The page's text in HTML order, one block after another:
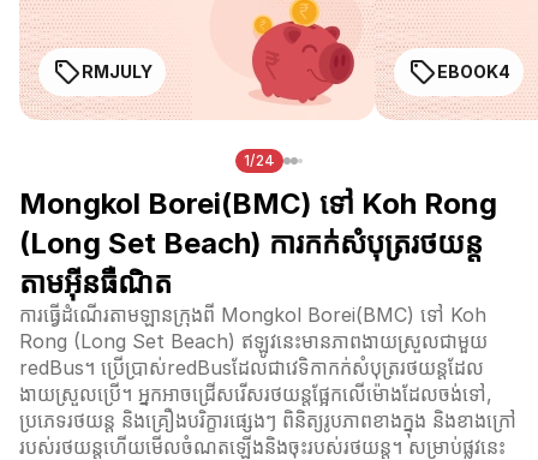
RMJULY EBOOK4
1/24
Mongkol Borei(BMC) ទៅ Koh Rong
(Long Set Beach) ការកក់សំបុត្ររថយន្ត
តាមអ៊ីនធឺណិត
ការធ្វើដំណើរតាមឡានក្រុងពី Mongkol Borei(BMC) ទៅ Koh
Rong (Long Set Beach) ឥឡូវនេះមានភាពងាយស្រួលជាមួយ
redBus។ ប្រើប្រាស់redBusដែលជាវេទិកាកក់សំបុត្ររថយន្តដែល
ងាយស្រួលប្រើ។ អ្នកអាចជ្រើសរើសរថយន្តផ្អែកលើម៉ោងដែលចង់ទៅ,
ប្រភេទរថយន្ត និងគ្រឿងបរិក្ខារផ្សេងៗ ពិនិត្យរូបភាពខាងក្នុង និងខាងក្រៅ
របស់រថយន្តហើយមើលចំណតឡើងនិងចុះរបស់រថយន្ត។ សម្រាប់ផ្លូវនេះ